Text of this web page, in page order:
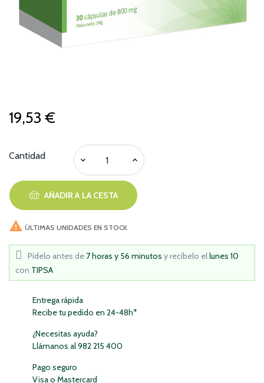
19,53 €
Cantidad
AÑADIR A LA CESTA
 ÚLTIMAS UNIDADES EN STOCK
Pídelo antes de 7 horas y 56 minutos y recíbelo ellunes 10
con TIPSA
Entrega rápida
Recibe tu pedido en 24-48h*
¿Necesitas ayuda?
Llámanos al 982 215 400
Pago seguro
Visa o Mastercard